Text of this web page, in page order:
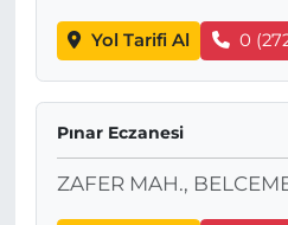
Yol Tarifi Al 0
Pınar Eczanesi
ZAFER MAH.,